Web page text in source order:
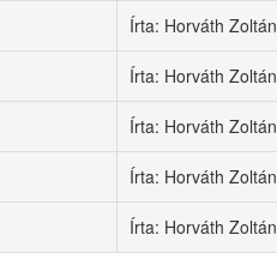
Írta: Horváth Zoltán
Írta: Horváth Zoltán
Írta: Horváth Zoltán
Írta: Horváth Zoltán
Írta: Horváth Zoltán